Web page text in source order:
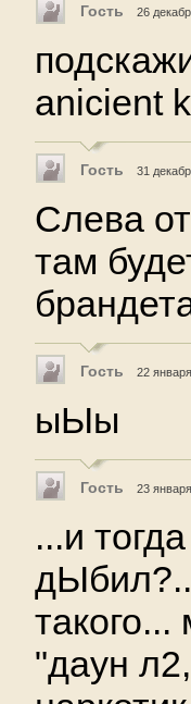
Гость 26
anicient
Гость 31
Слева
там
Гость 22
ыЫы
Гость 23
...и
"даун